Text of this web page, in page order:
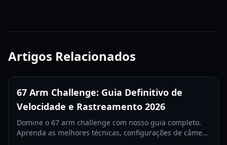
Artigos Relacionados
67 Arm Challenge: Guia Definitivo de
Velocidade e Rastreamento 2026
Domine o 67 arm challenge com nosso guia completo.
Aprenda as melhores técnicas, configurações de câmera